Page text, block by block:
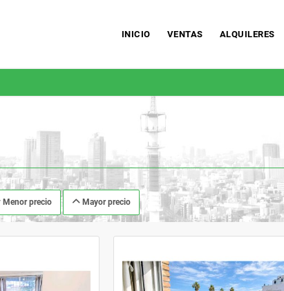
INICIO VENTAS ALQUILERES
Menor precio Mayor precio